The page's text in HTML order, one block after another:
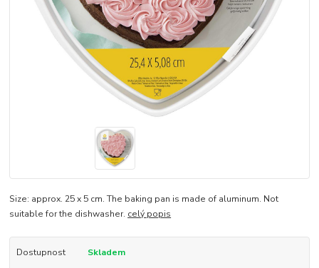
Size: approx. 25 x 5 cm. The baking pan is made of aluminum. Not
suitable for the dishwasher. celý popis
Dostupnost Skladem